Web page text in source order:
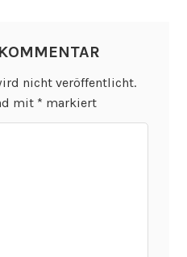
nicht veröffentlicht.
mit * markiert